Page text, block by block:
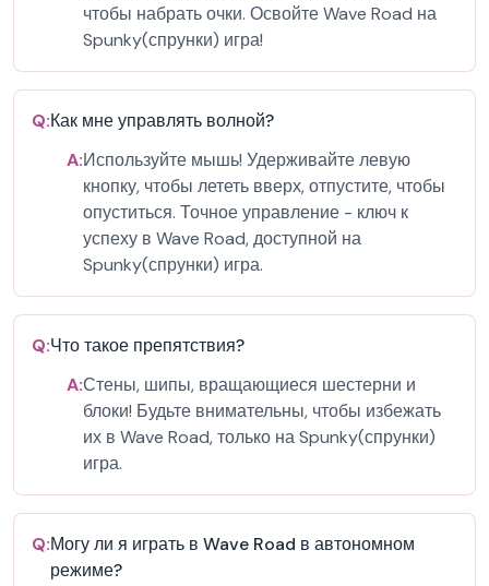
чтобы набрать очки. Освойте Wave Road на
Spunky(спрунки) игра!
Q:Как мне управлять волной?
A:Используйте мышь! Удерживайте левую
кнопку, чтобы лететь вверх, отпустите, чтобы
опуститься. Точное управление - ключ к
успеху в Wave Road, доступной на
Spunky(спрунки) игра.
Q:Что такое препятствия?
A:Стены, шипы, вращающиеся шестерни и
блоки! Будьте внимательны, чтобы избежать
их в Wave Road, только на Spunky(спрунки)
игра.
Q:Могу ли я играть в Wave Road в автономном
режиме?